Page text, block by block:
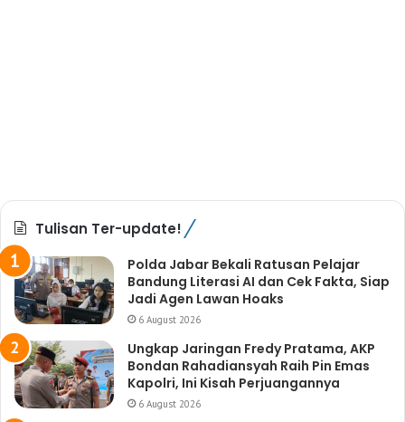
Tulisan Ter-update!
Polda Jabar Bekali Ratusan Pelajar
Bandung Literasi AI dan Cek Fakta, Siap
Jadi Agen Lawan Hoaks
6 August 2026
Ungkap Jaringan Fredy Pratama, AKP
Bondan Rahadiansyah Raih Pin Emas
Kapolri, Ini Kisah Perjuangannya
6 August 2026